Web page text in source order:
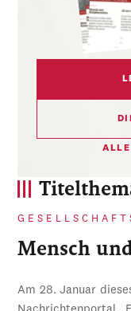
Mensch
Am 28. Januar
ALLE